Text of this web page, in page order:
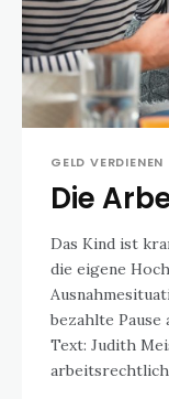
GELD VERDIENEN
Die
Das Kind ist
die eigene
bezahlte Pause
Text: Judith Meister Einer der